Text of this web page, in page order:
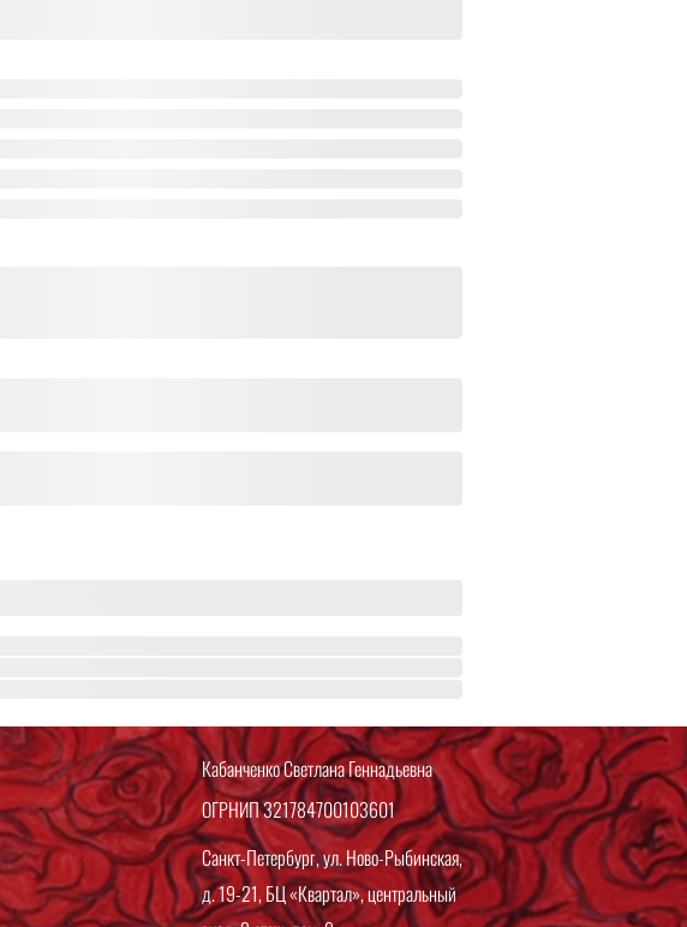
Кабанченко Светлана Геннадьевна
ОГРНИП 321784700103601
Санкт-Петербург, ул. Ново-Рыбинская,
д. 19-21, БЦ «Квартал», центральный